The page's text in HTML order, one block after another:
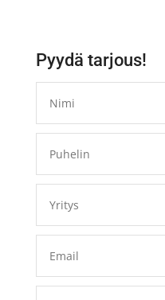
Pyydä tarjous!